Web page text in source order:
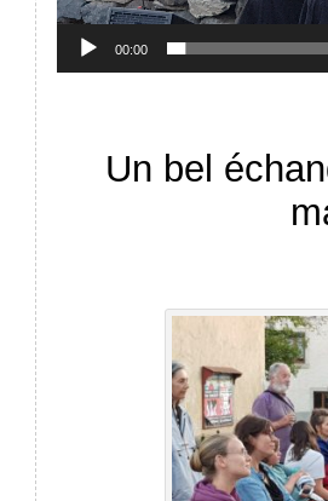
00:00
Un bel